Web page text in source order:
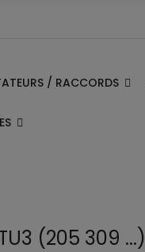
/ RACCORDS
(205 309 ...)